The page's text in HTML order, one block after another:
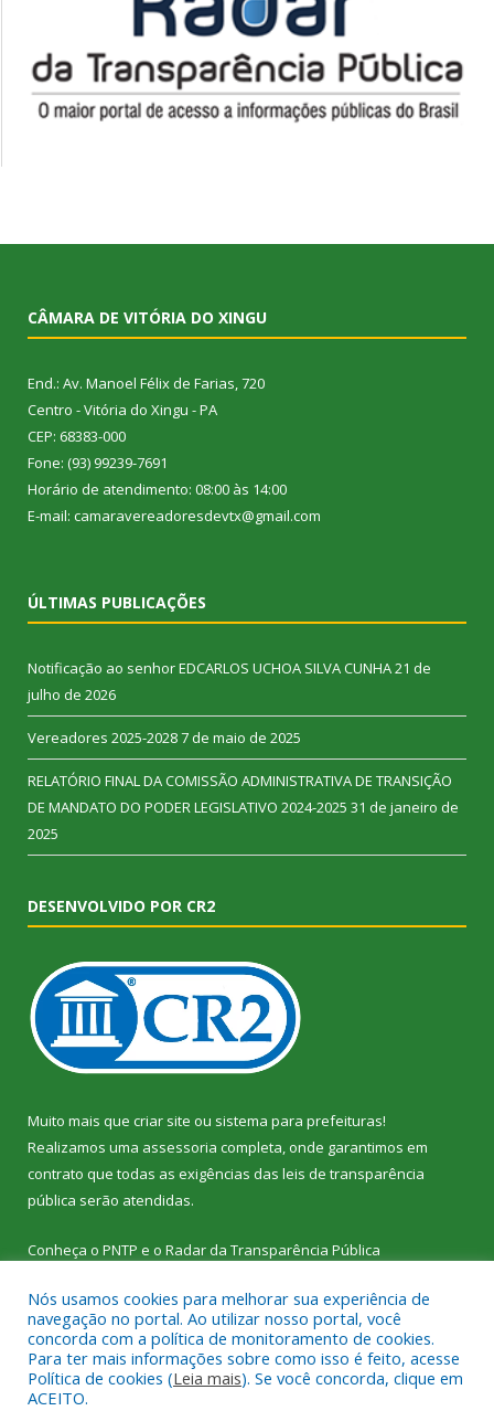
CÂMARA DE VITÓRIA DO XINGU
End.: Av. Manoel Félix de Farias, 720
Centro - Vitória do Xingu - PA
CEP: 68383-000
Fone: (93) 99239-7691
Horário de atendimento: 08:00 às 14:00
E-mail: camaravereadoresdevtx@gmail.com
ÚLTIMAS PUBLICAÇÕES
Notificação ao senhor EDCARLOS UCHOA SILVA CUNHA21 de
julho de 2026
Vereadores 2025-20287 de maio de 2025
RELATÓRIO FINAL DA COMISSÃO ADMINISTRATIVA DE TRANSIÇÃO
DE MANDATO DO PODER LEGISLATIVO 2024-2025 31 de janeiro de
2025
DESENVOLVIDO POR CR2
Muito mais que criar site ou sistema para prefeituras!
Realizamos uma assessoria completa, onde garantimos em
contrato que todas as exigências das leis de transparência
pública serão atendidas.
Conheça o PNTP e o Radar da Transparência Pública
Todos os direitos reservados a Câmara Municipal de Vitória do
Xingu.
Nós usamos cookies para melhorar sua experiência de
navegação no portal. Ao utilizar nosso portal, você
concorda com a política de monitoramento de cookies.
Para ter mais informações sobre como isso é feito, acesse
Política de cookies (Leia mais). Se você concorda, clique em
ACEITO.